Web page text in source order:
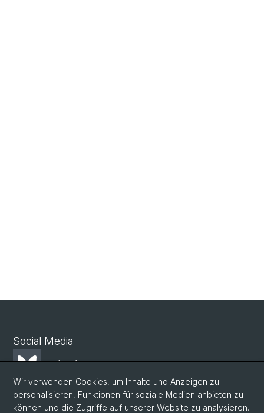
Social Media
Bluesky
Mastodon
Wir verwenden Cookies, um Inhalte und Anzeigen zu
personalisieren, Funktionen für soziale Medien anbieten zu
können und die Zugriffe auf unserer Website zu analysieren.